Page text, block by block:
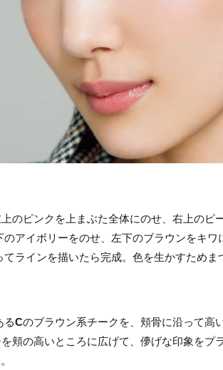
のピンクを上まぶた全体にのせ、右上のピ
アイボリーをのせ、左下のブラウンをキワ
ラインを描いたら完成。色を生かすためま
るCのブラウン系チークを、頬骨に沿って高
頬の高いところに広げて、儚げな印象をプ